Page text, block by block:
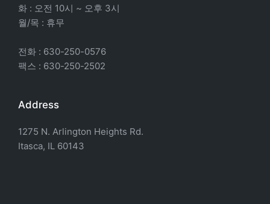
화 : 오전 10시 ~ 오후 3시
월/목 : 휴무
전화 : 630-250-0576
팩스 : 630-250-2502
Address
1275 N. Arlington Heights Rd.
Itasca, IL 60143